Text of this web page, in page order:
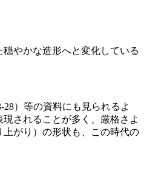
やかな造形へと変化している
28）等の資料にも見られるよ
されることが多く、厳格さよ
がり）の形状も、この時代の